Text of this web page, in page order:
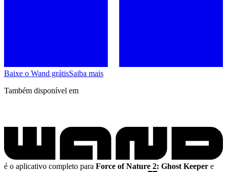
Baixe o Wand grátisSaiba mais
Também disponível em
é o aplicativo completo para Force of Nature 2: Ghost Keeper e